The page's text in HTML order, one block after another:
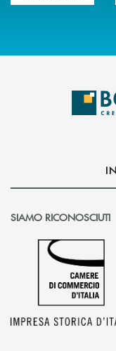
SIAMO RICONOSCIUTI